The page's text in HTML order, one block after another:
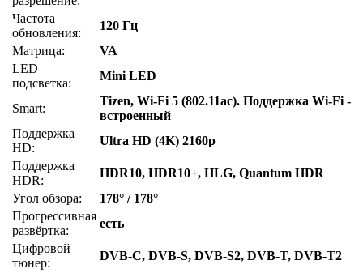
Частота
обновления:
120 Гц
Матрица:
VA
LED
подсветка:
Mini LED
Smart:
Tizen, Wi-Fi 5 (802.11ac). Поддержка Wi-Fi -
встроенный
Поддержка
HD:
Ultra HD (4K) 2160p
Поддержка
HDR:
HDR10, HDR10+, HLG, Quantum HDR
Угол обзора:
178° / 178°
Прогрессивная
развёртка:
есть
Цифровой
тюнер:
DVB-C, DVB-S, DVB-S2, DVB-T, DVB-T2